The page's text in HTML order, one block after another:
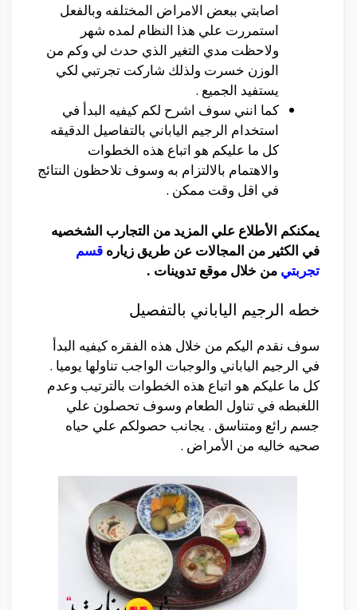
اصابتي ببعض الامراض المختلفه وبالفعل
استمررت علي هذا النظام لمده شهر
ولاحظت مدي التغير الذي حدث لي وكم من
الوزن خسرت ولذلك شاركت تجرتبي لكي
يستفيد الجميع .
كما انني سوف اشرح لكم كيفيه البدأ في
استخدام الرجيم الياباني بالتفاصيل الدقيقه
كل ما عليكم هو اتباع هذه الخطوات
والاهتمام بالالتزام به وسوف تلاحظون النتائج
في اقل وقت ممكن .
يمكنكم الأطلاع علي المزيد من التجارب الشخصيه
في الكثير من المجالات عن طريق زياره قسم
تجربتي من خلال موقع تدوينات .
خطه الرجيم الياباني بالتفصيل
سوف نقدم اليكم من خلال هذه الفقره كيفيه البدأ
في الرجيم الياباني والوجبات الواجب تناولها يوميا .
كل ما عليكم هو اتباع هذه الخطوات بالترتيب وعدم
اللغبطه في تناول الطعام وسوف تحصلون علي
جسم رائع ومتناسق . يجانب حصولكم علي حياه
صحيه خاليه من الأمراض .